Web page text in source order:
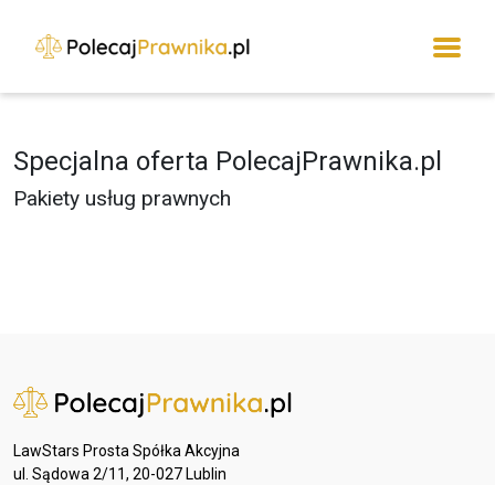
Specjalna oferta PolecajPrawnika.pl
Pakiety usług prawnych
LawStars Prosta Spółka Akcyjna
ul. Sądowa 2/11, 20-027 Lublin